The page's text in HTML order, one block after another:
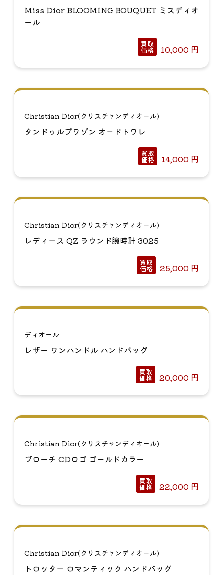
Miss Dior BLOOMING BOUQUET ミスディオ
ール
買取
価格 10,000 円
Christian Dior(クリスチャンディオール)
タンドゥルプワゾン オードトワレ
買取
価格 14,000 円
Christian Dior(クリスチャンディオール)
レディース QZ ラウンド腕時計 3025
買取
価格 25,000 円
ディオール
レザー ワンハンドル ハンドバッグ
買取
価格 20,000 円
Christian Dior(クリスチャンディオール)
ブローチ CDロゴ ゴールドカラー
買取
価格 22,000 円
Christian Dior(クリスチャンディオール)
トロッター ロマンティック ハンドバッグ